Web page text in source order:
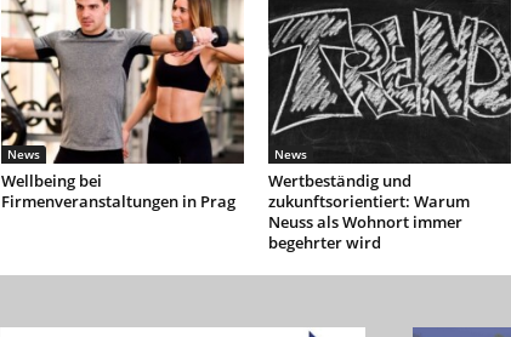
News
Wellbeing bei
Firmenveranstaltungen in Prag
News
Wertbeständig und
zukunftsorientiert: Warum
Neuss als Wohnort immer
begehrter wird